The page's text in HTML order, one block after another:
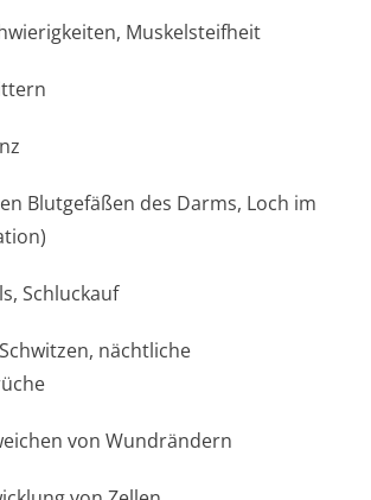
Muskelsteifheit
Blutgefäßen des Darms, Loch im
Schluckauf
nächtliche
von Wundrändern